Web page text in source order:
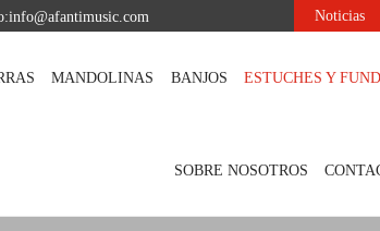
Noticias
MANDOLINAS BANJOS ESTUCHES Y
SOBRE NOSOTROS